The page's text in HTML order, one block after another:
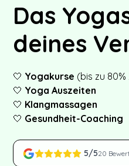
Meine
Das
deines
🤍 Yogakurse (bis zu
🤍 Yoga Auszeiten
🤍 Klangmassagen
🤍 Gesundheit-Coaching
5/520